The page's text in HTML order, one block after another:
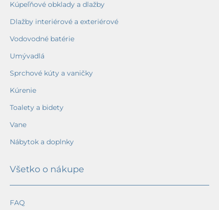
Kúpeľňové obklady a dlažby
Dlažby interiérové a exteriérové
Vodovodné batérie
Umývadlá
Sprchové kúty a vaničky
Kúrenie
Toalety a bidety
Vane
Nábytok a doplnky
Všetko o nákupe
FAQ